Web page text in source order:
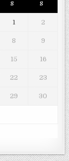
S S
1 2
8 9
15 16
22 23
29 30